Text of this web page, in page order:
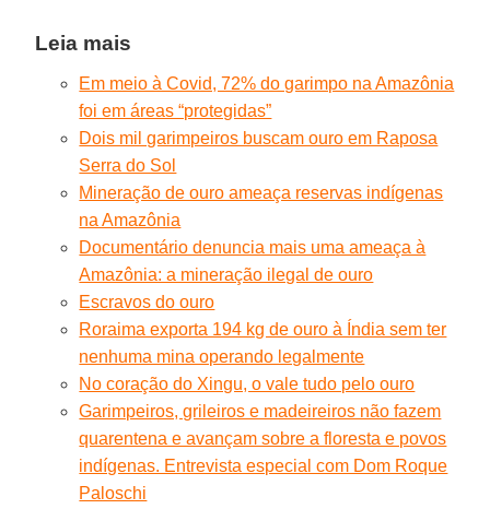
Leia mais
Em meio à Covid, 72% do garimpo na Amazônia
foi em áreas “protegidas”
Dois mil garimpeiros buscam ouro em Raposa
Serra do Sol
Mineração de ouro ameaça reservas indígenas
na Amazônia
Documentário denuncia mais uma ameaça à
Amazônia: a mineração ilegal de ouro
Escravos do ouro
Roraima exporta 194 kg de ouro à Índia sem ter
nenhuma mina operando legalmente
No coração do Xingu, o vale tudo pelo ouro
Garimpeiros, grileiros e madeireiros não fazem
quarentena e avançam sobre a floresta e povos
indígenas. Entrevista especial com Dom Roque
Paloschi